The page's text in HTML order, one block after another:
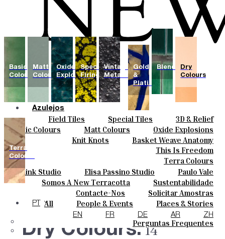
Azulejos
Field Tiles Special Tiles
3D & Relief
Hand Painted
Bold Pattern
Parquet Bisque
Natural Cotto
Smink Studio
Elisa Passino
Paulo Vale
Cores
Basic Colours Matt Colours
Oxide Explosions
Special Firing
Vintage Metallics
Dry Colours
Terra Colours
Cerâmicas
Knit Knots
Basket Weave Anatomy
This Is Freedom
Personalizar
Designers
Smink Studio Elisa Passino Studio Paulo Vale
Quem Somos
Somos A New Terracotta
Sustentabilidade
O Estúdio
Contactos
Contacte-Nos
Solicitar Amostras
Como Comprar
Catálogos E Especificações Técnicas
Perguntas Frequentes
All People & Events
Places & Stories
Materiais & Sustainability
Inspiration & Culture
PT
EN FR DE AR ZH
Basic
Colours
Matt
Colours
Oxide
Explosions
Special
Firing
Vintage
Metallics
Gold
&
Platinum
Blends
Dry
Colours
Terra
Colours
Dry Colours.14